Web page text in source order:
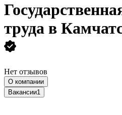
труда в
Нет отзывов
О компании
Вакансии1